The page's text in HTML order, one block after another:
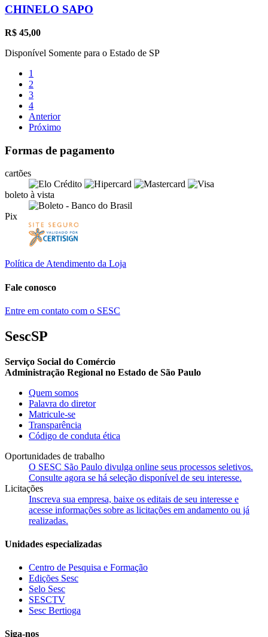
CHINELO SAPO
R$ 45,00
Disponível Somente para o Estado de SP
1
2
3
4
Anterior
Próximo
Formas de pagamento
cartões
boleto à vista
Pix
Política de Atendimento da Loja
Fale conosco
Entre em contato com o SESC
SescSP
Serviço Social do Comércio
Administração Regional no Estado de São Paulo
Quem somos
Palavra do diretor
Matricule-se
Transparência
Código de conduta ética
Oportunidades de trabalho
O SESC São Paulo divulga online seus processos seletivos.
Consulte agora se há seleção disponível de seu interesse.
Licitações
Inscreva sua empresa, baixe os editais de seu interesse e
acesse informações sobre as licitações em andamento ou já
realizadas.
Unidades especializadas
Centro de Pesquisa e Formação
Edições Sesc
Selo Sesc
SESCTV
Sesc Bertioga
Siga-nos